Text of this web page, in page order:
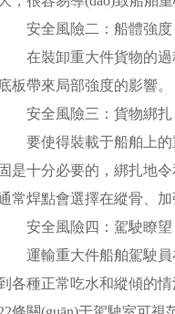
全風險二：船體強度
裝卸重大件貨物的過程中
板帶來局部強度的影響。
全風險三：貨物綁扎
使得裝載于船舶上的重
是十分必要的，綁扎地令和
常焊點會選擇在縱骨、加
全風險四：駕駛瞭望
輸重大件船舶駕駛員在駕
各種正常吃水和縱傾的情